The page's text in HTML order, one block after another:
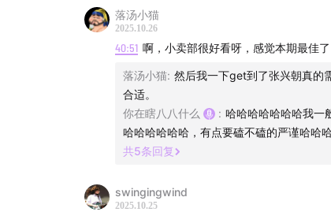
喜人奇妙夜耶耶耶
主播：
联系方式：
落汤小猫
2025.10.26
40:51 啊，小卖部很好看呀，感觉本期最佳了
落汤小猫: 然后我一下get到了张兴朝真的
合适。
你在瞎八八什么
: 哈哈哈哈哈哈哈我一
哈哈哈哈哈哈，有点要磕不磕的严谨哈哈
共5条回复
swingingwind
2025.10.25